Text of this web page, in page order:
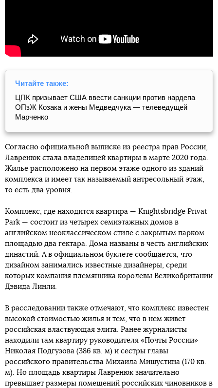
Читайте также:
ЦПК призывает США ввести санкции против нардепа
ОПзЖ Козака и жены Медведчука — телеведущей
Марченко
Согласно официальной выписке из реестра прав России,
Лавренюк стала владелицей квартиры в марте 2020 года.
Жилье расположено на первом этаже одного из зданий
комплекса и имеет так называемый антресольный этаж,
то есть два уровня.
Kомплекс, где находится квартира — Knightsbridge Privat
Park — состоит из четырех семиэтажных домов в
английском неоклассическом стиле с закрытым парком
площадью два гектара. Дома названы в честь английских
династий. А в официальном буклете сообщается, что
дизайном занимались известные дизайнеры, среди
которых компания племянника королевы Великобритании
Дэвида Линли.
В расследовании также отмечают, что комплекс известен
высокой стоимостью жилья и тем, что в нем живет
российская властвующая элита. Ранее журналисты
находили там квартиру руководителя «Почты России»
Николая Подгузова (386 кв. м) и сестры главы
российского правительства Михаила Мишустина (170 кв.
м). Но площадь квартиры Лавренюк значительно
превышает размеры помещений российских чиновников в